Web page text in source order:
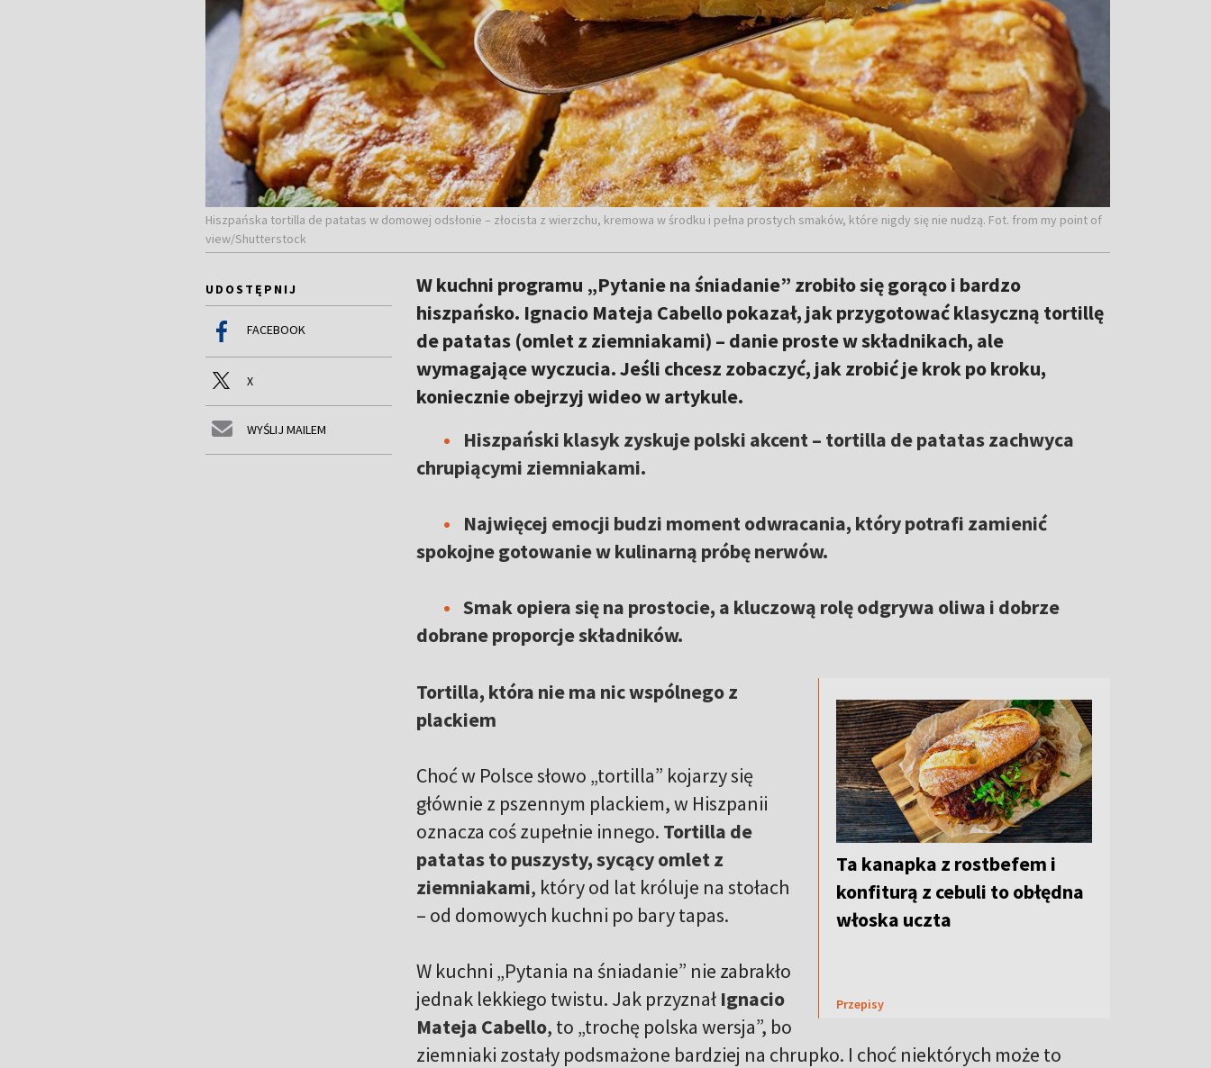
Hiszpańska tortilla de patatas w domowej odsłonie – złocista z wierzchu, kremowa w środku i pełna prostych smaków, które nigdy się nie nudzą. Fot. from my point of
view/Shutterstock
UDOSTĘPNIJ
FACEBOOK
X
WYŚLIJ MAILEM
W kuchni programu „Pytanie na śniadanie” zrobiło się gorąco i bardzo
hiszpańsko. Ignacio Mateja Cabello pokazał, jak przygotować klasyczną tortillę
de patatas (omlet z ziemniakami) – danie proste w składnikach, ale
wymagające wyczucia. Jeśli chcesz zobaczyć, jak zrobić je krok po kroku,
koniecznie obejrzyj wideo w artykule.
Hiszpański klasyk zyskuje polski akcent – tortilla de patatas zachwyca
chrupiącymi ziemniakami.
Najwięcej emocji budzi moment odwracania, który potrafi zamienić
spokojne gotowanie w kulinarną próbę nerwów.
Smak opiera się na prostocie, a kluczową rolę odgrywa oliwa i dobrze
dobrane proporcje składników.
Ta kanapka z rostbefem i
konfiturą z cebuli to obłędna
włoska uczta
Przepisy
Tortilla, która nie ma nic wspólnego z
plackiem
Choć w Polsce słowo „tortilla” kojarzy się
głównie z pszennym plackiem, w Hiszpanii
oznacza coś zupełnie innego. Tortilla de
patatas to puszysty, sycący omlet z
ziemniakami, który od lat króluje na stołach
– od domowych kuchni po bary tapas.
W kuchni „Pytania na śniadanie” nie zabrakło
jednak lekkiego twistu. Jak przyznał Ignacio
Mateja Cabello, to „trochę polska wersja”, bo
ziemniaki zostały podsmażone bardziej na chrupko. I choć niektórych może to